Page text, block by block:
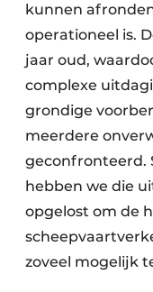
kunnen
operationeel is.
jaar oud,
complexe
grondige
meerdere
geconfronteerd.
hebben we die
opgelost om de
zoveel mogelijk